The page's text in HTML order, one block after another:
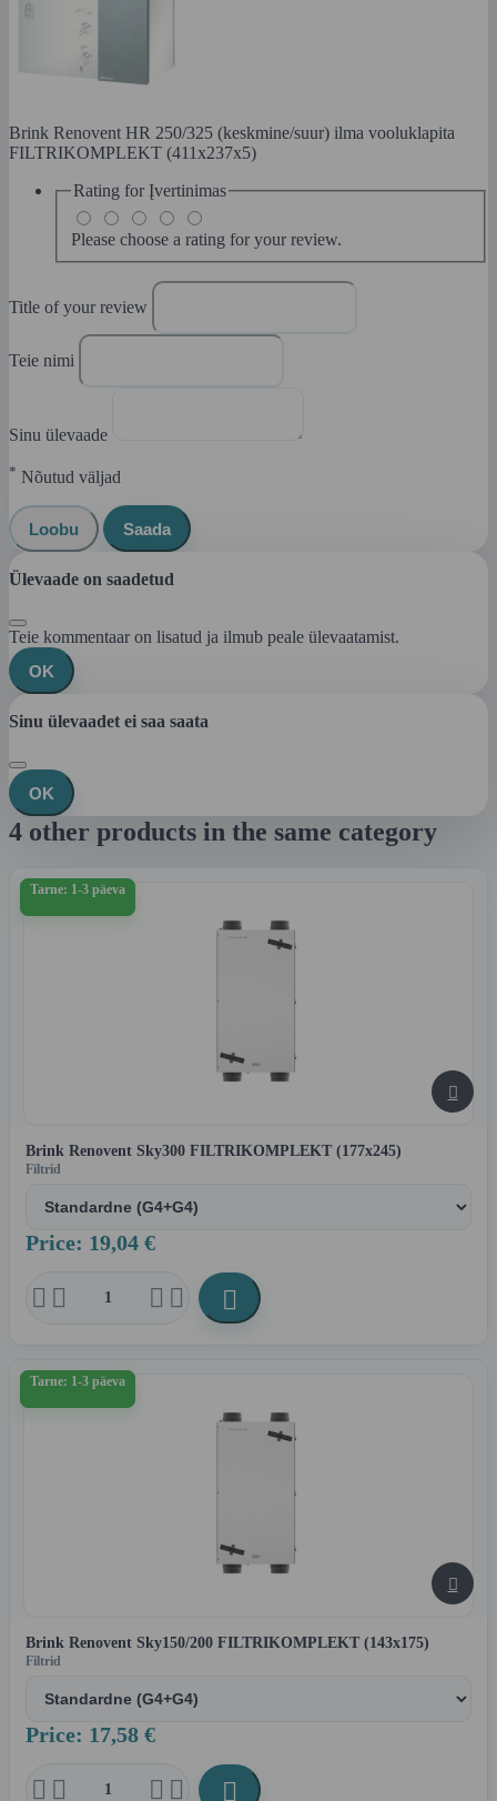
Brink Renovent HR 250/325 (keskmine/suur) ilma vooluklapita
FILTRIKOMPLEKT (411x237x5)
Rating for Įvertinimas
Please choose a rating for your review.
Title of your review
Teie nimi
Sinu ülevaade
* Nõutud väljad
Loobu Saada
Ülevaade on saadetud
Teie kommentaar on lisatud ja ilmub peale ülevaatamist.
OK
Sinu ülevaadet ei saa saata
OK
4 other products in the same category
Tarne: 1-3 päeva

Brink Renovent Sky300 FILTRIKOMPLEKT (177x245)
Filtrid
Price: 19,04 €
    
Tarne: 1-3 päeva

Brink Renovent Sky150/200 FILTRIKOMPLEKT (143x175)
Filtrid
Price: 17,58 €
    